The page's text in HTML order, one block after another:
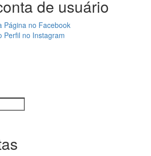
de usuário
Página no Facebook
Perfil no Instagram